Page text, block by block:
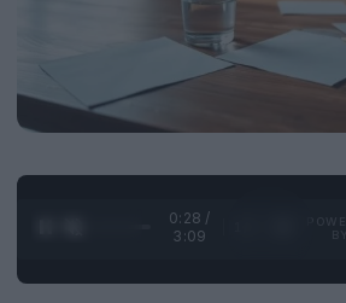
0:29 /
3:09